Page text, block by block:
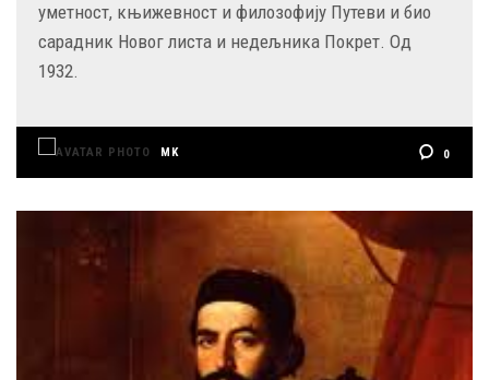
уметност, књижевност и филозофију Путеви и био
сарадник Новог листа и недељника Покрет. Од
1932.
MK 0